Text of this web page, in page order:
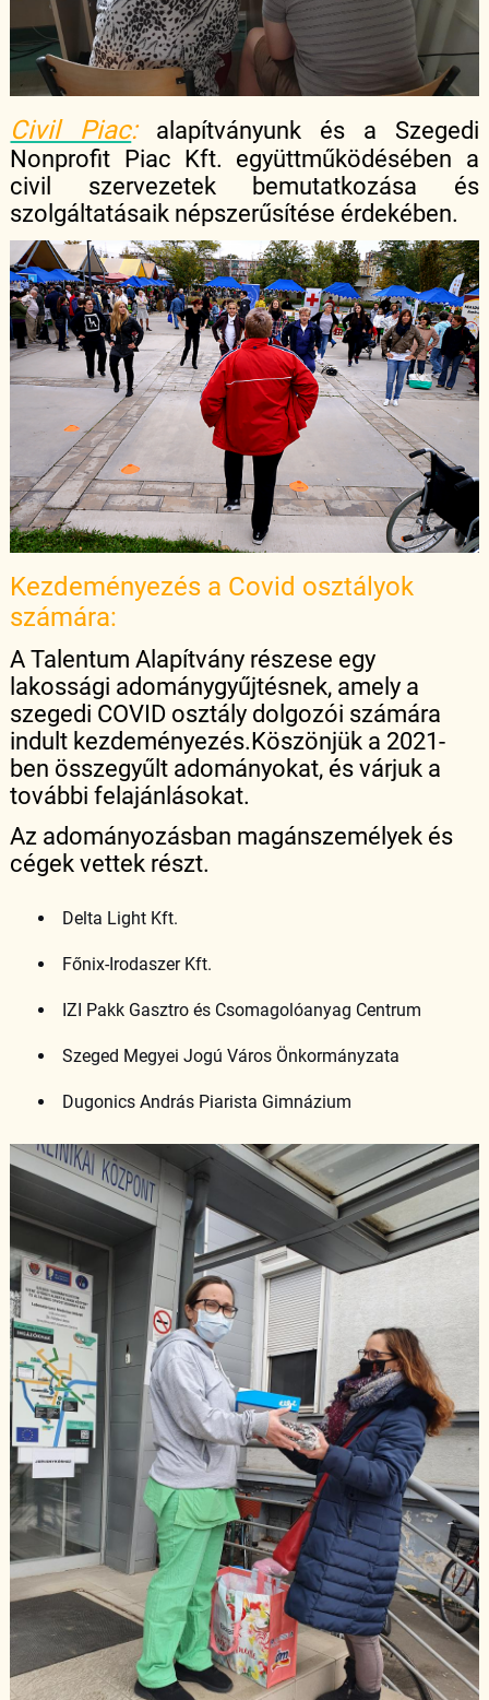
Civil Piac:alapítványunk és a Szegedi
Nonprofit Piac Kft. együttműködésében a
civil szervezetek bemutatkozása és
szolgáltatásaik népszerűsítése érdekében.
Kezdeményezés a Covid osztályok
számára:
A Talentum Alapítvány részese egy
lakossági adománygyűjtésnek, amely a
szegedi COVID osztály dolgozói számára
indult kezdeményezés.Köszönjük a 2021-
ben összegyűlt adományokat, és várjuk a
további felajánlásokat.
Az adományozásban magánszemélyek és
cégek vettek részt.
Delta Light Kft.
Főnix-Irodaszer Kft.
IZI Pakk Gasztro és Csomagolóanyag Centrum
Szeged Megyei Jogú Város Önkormányzata
Dugonics András Piarista Gimnázium